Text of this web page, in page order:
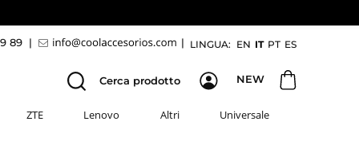
LINGUA: EN IT PT ES
89 | |
NEW
Cerca prodotto
ZTE Lenovo Altri Universale